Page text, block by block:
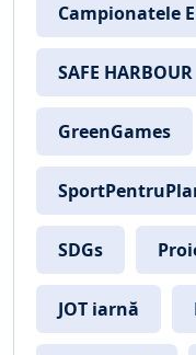
Campionatele
SAFE HARBOUR
GreenGames
SDGs
JOT iarnă